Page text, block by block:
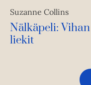
Suzanne Collins
Nälkäpeli: Vihan
liekit